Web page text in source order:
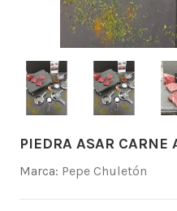
PIEDRA ASAR
Marca: Pepe Chuletón